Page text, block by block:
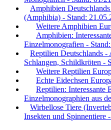
Amphibien
(Amphibia) - Stand:
Weitere Amphibien
Amphibien:
Einzelmonografien -
Reptilien Deutschlands -
Schlangen, Schildkröten -
Weitere Reptilien
Echte Eidechsen
Reptilien: Interessante
Einzelmonographien aus
Wirbellose Tiere
Insekten und Spinnentiere